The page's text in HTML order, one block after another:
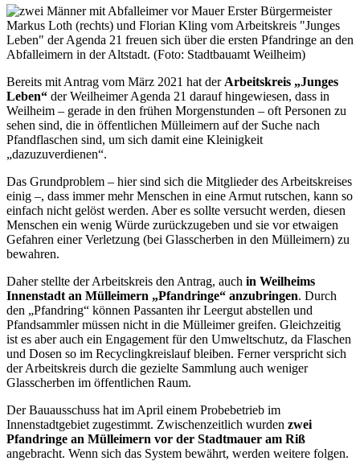
Erster Bürgermeister
Markus Loth (rechts) und Florian Kling vom Arbeitskreis "Junges
Leben" der Agenda 21 freuen sich über die ersten Pfandringe an den
Abfalleimern in der Altstadt. (Foto: Stadtbauamt Weilheim)
Bereits mit Antrag vom März 2021 hat der Arbeitskreis „Junges
Leben“ der Weilheimer Agenda 21 darauf hingewiesen, dass in
Weilheim – gerade in den frühen Morgenstunden – oft Personen zu
sehen sind, die in öffentlichen Mülleimern auf der Suche nach
Pfandflaschen sind, um sich damit eine Kleinigkeit
„dazuzuverdienen“.
Das Grundproblem – hier sind sich die Mitglieder des Arbeitskreises
einig –, dass immer mehr Menschen in eine Armut rutschen, kann so
einfach nicht gelöst werden. Aber es sollte versucht werden, diesen
Menschen ein wenig Würde zurückzugeben und sie vor etwaigen
Gefahren einer Verletzung (bei Glasscherben in den Mülleimern) zu
bewahren.
Daher stellte der Arbeitskreis den Antrag, auch in Weilheims
Innenstadt an Mülleimern „Pfandringe“ anzubringen. Durch
den „Pfandring“ können Passanten ihr Leergut abstellen und
Pfandsammler müssen nicht in die Mülleimer greifen. Gleichzeitig
ist es aber auch ein Engagement für den Umweltschutz, da Flaschen
und Dosen so im Recyclingkreislauf bleiben. Ferner verspricht sich
der Arbeitskreis durch die gezielte Sammlung auch weniger
Glasscherben im öffentlichen Raum.
Der Bauausschuss hat im April einem Probebetrieb im
Innenstadtgebiet zugestimmt. Zwischenzeitlich wurden zwei
Pfandringe an Mülleimern vor der Stadtmauer am Riß
angebracht. Wenn sich das System bewährt, werden weitere folgen.